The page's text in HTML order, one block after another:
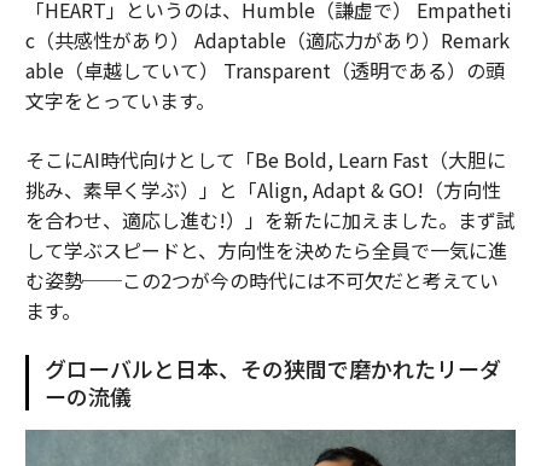
「HEART」というのは、Humble（謙虚で） Empatheti
c（共感性があり） Adaptable（適応力があり）Remark
able（卓越していて） Transparent（透明である）の頭
文字をとっています。
そこにAI時代向けとして「Be Bold, Learn Fast（大胆に
挑み、素早く学ぶ）」と「Align, Adapt & GO!（方向性
を合わせ、適応し進む!）」を新たに加えました。まず試
して学ぶスピードと、方向性を決めたら全員で一気に進
む姿勢──この2つが今の時代には不可欠だと考えてい
ます。
グローバルと日本、その狭間で磨かれたリーダ
ーの流儀